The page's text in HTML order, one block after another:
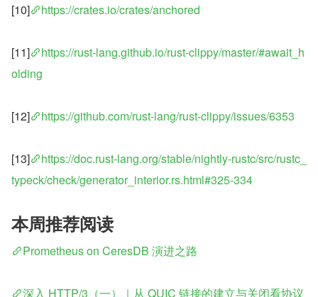
[10] https://crates.io/crates/anchored
[11]
https://rust-lang.github.io/rust-clippy/master/#await_h
olding
[12] https://github.com/rust-lang/rust-clippy/issues/6353
[13]
https://doc.rust-lang.org/stable/nightly-rustc/src/rustc_
typeck/check/generator_interior.rs.html#325-334
本周推荐阅读
Prometheus on CeresDB 演进之路
深入 HTTP/3（一）｜从 QUIC 链接的建立与关闭看协议